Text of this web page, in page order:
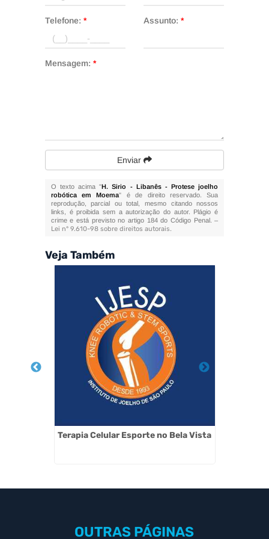
Telefone: * Assunto: *
Mensagem: *
Enviar
O texto acima "H. Sirio - Libanês - Protese joelho
robótica em Moema" é de direito reservado. Sua
reprodução, parcial ou total, mesmo citando nossos
links, é proibida sem a autorização do autor. Plágio é
crime e está previsto no artigo 184 do Código Penal. –
Lei n° 9.610-98 sobre direitos autorais.
Veja Também
Terapia Celular Esporte no Bela Vista
OUTRAS PÁGINAS